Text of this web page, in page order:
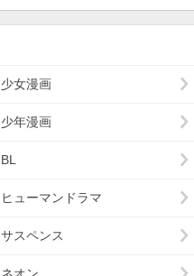
少女漫画
少年漫画
BL
ヒューマンドラマ
サスペンス
ネオン